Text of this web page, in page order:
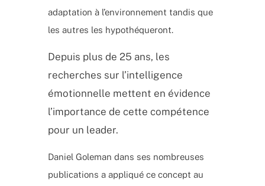
adaptation à l’environnement tandis que
les autres les hypothéqueront.
Depuis plus de 25 ans, les
recherches sur l’intelligence
émotionnelle mettent en évidence
l’importance de cette compétence
pour un leader.
Daniel Goleman dans ses nombreuses
publications a appliqué ce concept au